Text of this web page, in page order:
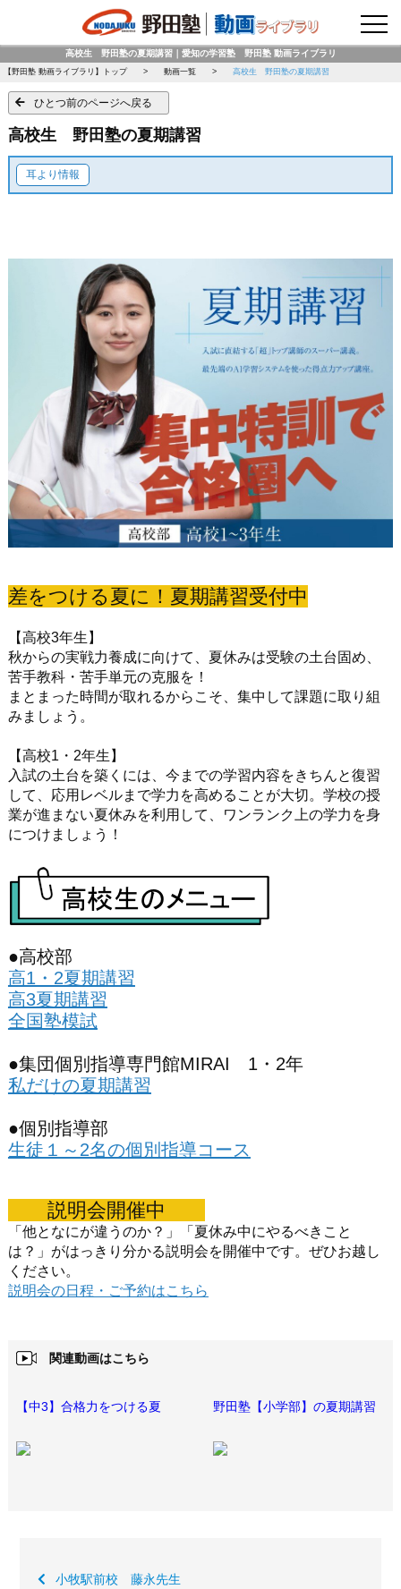
高校生 野田塾の夏期講習｜愛知の学習塾 野田塾 動画ライブラリ
【野田塾 動画ライブラリ】トップ 動画一覧 高校生 野田塾の夏期講習
ひとつ前のページへ戻る
高校生 野田塾の夏期講習
耳より情報
差をつける夏に！夏期講習受付中
【高校3年生】
秋からの実戦力養成に向けて、夏休みは受験の土台固め、
苦手教科・苦手単元の克服を！
まとまった時間が取れるからこそ、集中して課題に取り組
みましょう。
【高校1・2年生】
入試の土台を築くには、今までの学習内容をきちんと復習
して、応用レベルまで学力を高めることが大切。学校の授
業が進まない夏休みを利用して、ワンランク上の学力を身
につけましょう！
●高校部
高1・2夏期講習
高3夏期講習
全国塾模試
●集団個別指導専門館MIRAI 1・2年
私だけの夏期講習
●個別指導部
生徒１～2名の個別指導コース
説明会開催中
「他となにが違うのか？」「夏休み中にやるべきこと
は？」がはっきり分かる説明会を開催中です。ぜひお越し
ください。
説明会の日程・ご予約はこちら
関連動画はこちら
【中3】合格力をつける夏 野田塾【小学部】の夏期講習
小牧駅前校 藤永先生